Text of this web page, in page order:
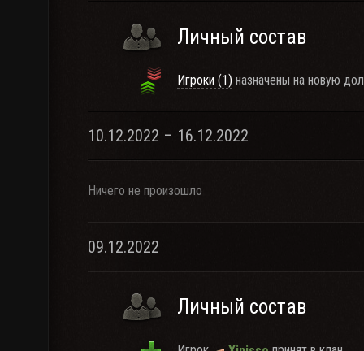
Личный состав
Игроки (1) назначены на новую
10.12.2022 – 16.12.2022
Ничего не произошло
09.12.2022
Личный состав